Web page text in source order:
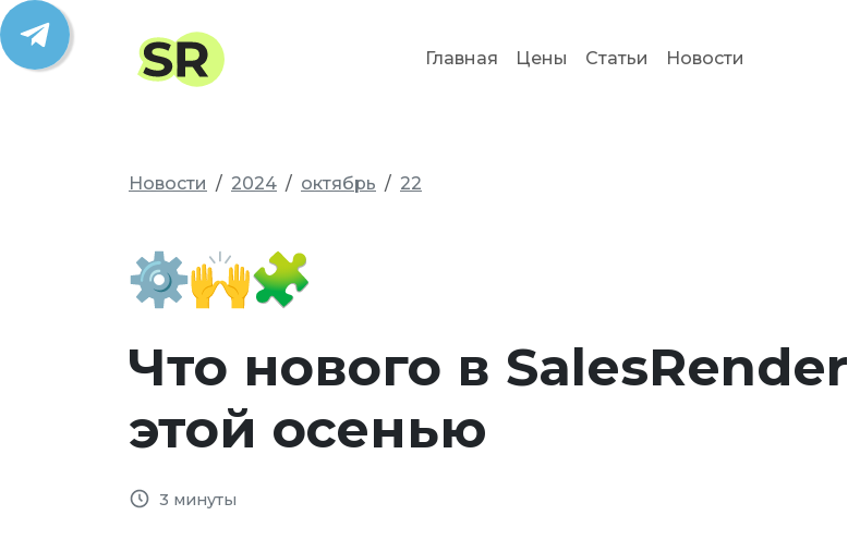
Главная Цены Статьи Новости
Новости 2024 октябрь 22
Что нового в SalesRender
этой осенью
3 минуты